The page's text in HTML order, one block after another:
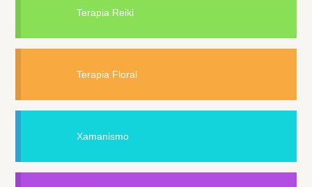
Terapia Reiki
Terapia Floral
Xamanismo